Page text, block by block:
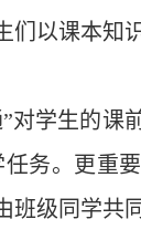
以课本知
学生的课
务。更重
级同学共